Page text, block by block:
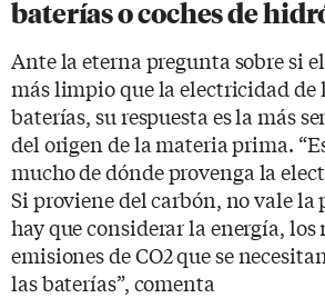
baterías o coches de
Ante la eterna pregunta sobre si
más limpio que la electricidad de
baterías, su respuesta es la más
del origen de la materia prima.
mucho de dónde provenga la
Si proviene del carbón, no vale la
hay que considerar la energía, los
emisiones de CO2 que se
las baterías”, comenta